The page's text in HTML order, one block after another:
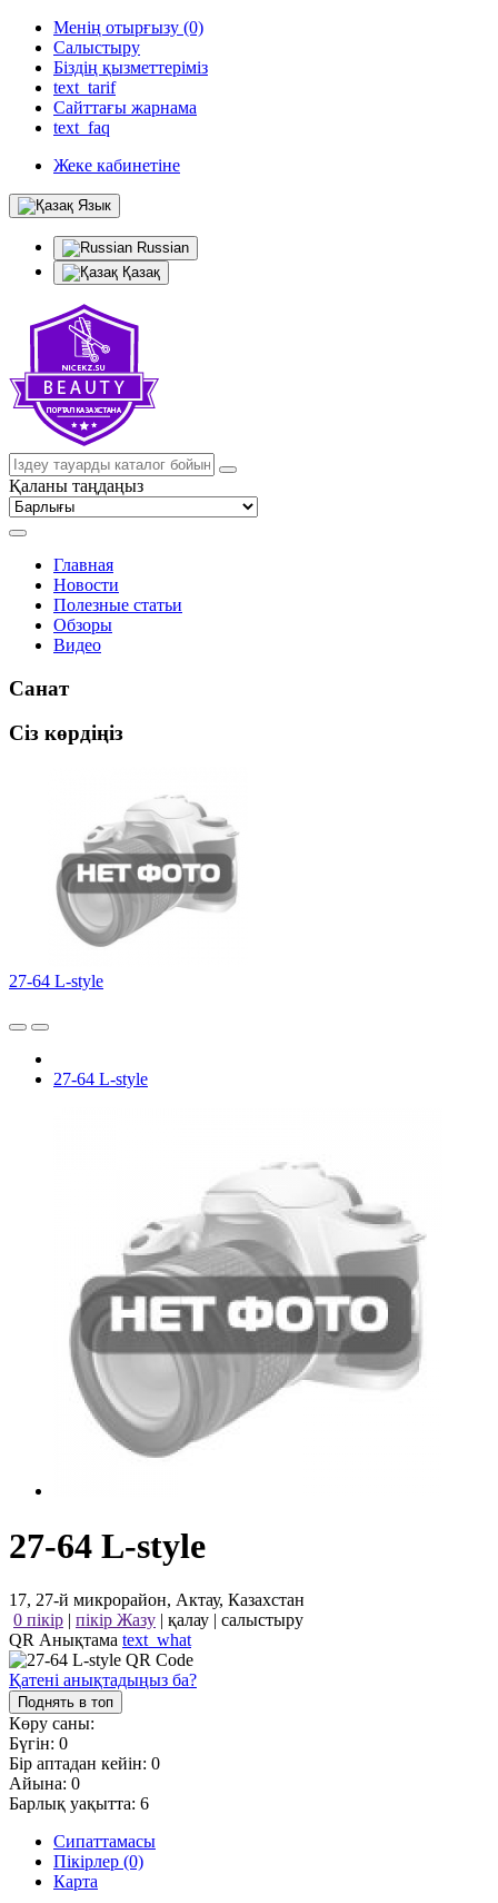
Менің отырғызу (0)
Салыстыру
Біздің қызметтеріміз
text_tarif
Сайттағы жарнама
text_faq
Жеке кабинетіне
Язык
Russian
Қазақ
Қаланы таңдаңыз
Главная
Новости
Полезные статьи
Обзоры
Видео
Санат
Сіз көрдіңіз
27-64 L-style
27-64 L-style
27-64 L-style
17, 27-й микрорайон, Актау, Казахстан
0 пікір | пікір Жазу | қалау | салыстыру
QR Анықтама text_what
Қатені анықтадыңыз ба?
Поднять в топ
Көру саны:
Бүгін: 0
Бір аптадан кейін: 0
Айына: 0
Барлық уақытта: 6
Сипаттамасы
Пікірлер (0)
Карта